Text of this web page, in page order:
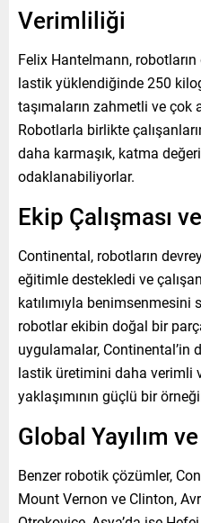
Verimliliği
Felix Hantelmann,
lastik yüklendiğinde 250
taşımaların zahmetli ve çok
Robotlarla birlikte
daha karmaşık, katma
odaklanabiliyorlar.
Ekip Çalışması
Continental, robotların
eğitimle destekledi ve
katılımıyla benimsenmesini
robotlar ekibin doğal bir
uygulamalar,
lastik üretimini daha verimli
yaklaşımının güçlü bir
Global Yayılım
Benzer robotik çözümler,
Mount Vernon ve Clinton,